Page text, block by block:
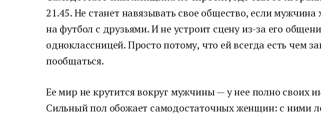
21.45. Не станет навязывать свое общество, если мужчина
на футбол с друзьями. И не устроит сцену из-за его
одноклассницей. Просто потому, что ей всегда есть чем
пообщаться.
Ее мир не крутится вокруг мужчины — у нее полно своих
Сильный пол обожает самодостаточных женщин: с ними